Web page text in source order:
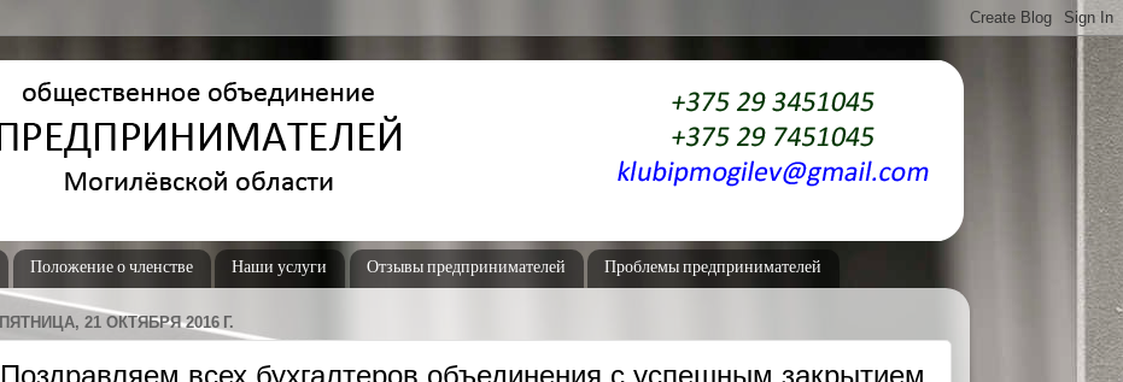
Положение о членстве Наши услуги Отзывы предпринимателей Проблемы предпринимателей
ПЯТНИЦА, 21 ОКТЯБРЯ 2016 Г.
Поздравляем всех бухгалтеров объединения с успешным закрытием